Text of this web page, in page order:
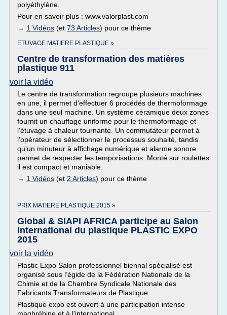
polyéthylène.
Pour en savoir plus : www.valorplast.com
→ 1 Vidéos (et 73 Articles) pour ce thème
ETUVAGE MATIERE PLASTIQUE »
Centre de transformation des matières
plastique 911
voir la vidéo
Le centre de transformation regroupe plusieurs machines
en une, il permet d'effectuer 6 procédés de thermoformage
dans une seul machine. Un système céramique deux zones
fournit un chauffage uniforme pour le thermoformage et
l'étuvage à chaleur tournante. Un commutateur permet à
l'opérateur de sélectionner le processus souhaité, tandis
qu'un minuteur à affichage numérique et alarme sonore
permet de respecter les temporisations. Monté sur roulettes
il est compact et maniable.
→ 1 Vidéos (et 2 Articles) pour ce thème
PRIX MATIERE PLASTIQUE 2015 »
Global & SIAPI AFRICA participe au Salon
international du plastique PLASTIC EXPO
2015
voir la vidéo
Plastic Expo Salon professionnel biennal spécialisé est
organisé sous l’égide de la Fédération Nationale de la
Chimie et de la Chambre Syndicale Nationale des
Fabricants Transformateurs de Plastique.
Plastique expo est ouvert à une participation intense